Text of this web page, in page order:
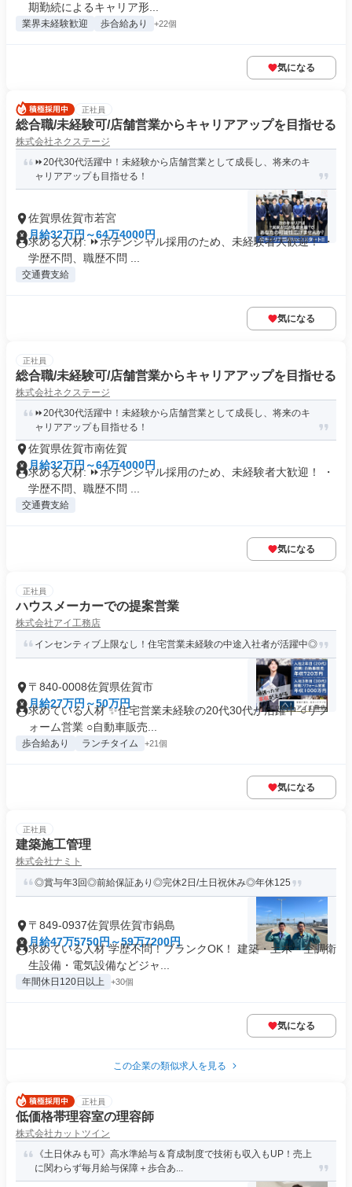
期勤続によるキャリア形...
業界未経験歓迎 歩合給あり +22個
気になる
正社員
総合職/未経験可/店舗営業からキャリアアップを目指せる
株式会社ネクステージ
⏩️20代30代活躍中！未経験から店舗営業として成長し、将来のキ
ャリアアップも目指せる！
佐賀県佐賀市若宮
月給32万円～64万4000円
求める人材: ⏩️ポテンシャル採用のため、未経験者大歓迎！ ・
学歴不問、職歴不問 ...
交通費支給
気になる
正社員
総合職/未経験可/店舗営業からキャリアアップを目指せる
株式会社ネクステージ
⏩️20代30代活躍中！未経験から店舗営業として成長し、将来のキ
ャリアアップも目指せる！
佐賀県佐賀市南佐賀
月給32万円～64万4000円
求める人材: ⏩️ポテンシャル採用のため、未経験者大歓迎！ ・
学歴不問、職歴不問 ...
交通費支給
気になる
正社員
ハウスメーカーでの提案営業
株式会社アイ工務店
インセンティブ上限なし！住宅営業未経験の中途入社者が活躍中◎
〒840-0008佐賀県佐賀市
月給27万円～50万円
求めている人材 ✨住宅営業未経験の20代30代が活躍中 ○リフ
ォーム営業 ○自動車販売...
歩合給あり ランチタイム +21個
気になる
正社員
建築施工管理
株式会社ナミト
◎賞与年3回◎前給保証あり◎完休2日/土日祝休み◎年休125
〒849-0937佐賀県佐賀市鍋島
月給47万5750円～59万7200円
求めている人材 学歴不問！ブランクOK！ 建築・土木・空調衛
生設備・電気設備などジャ...
年間休日120日以上 +30個
気になる
この企業の類似求人を見る
正社員
低価格帯理容室の理容師
株式会社カットツイン
《土日休みも可》高水準給与＆育成制度で技術も収入もUP！売上
に関わらず毎月給与保障＋歩合あ...